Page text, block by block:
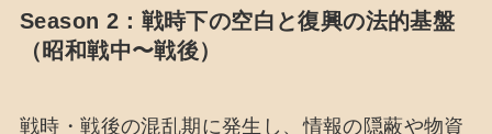
Season 2：戦時下の空白と復興の法的基盤
（昭和戦中〜戦後）
戦時・戦後の混乱期に発生し、情報の隠蔽や物資